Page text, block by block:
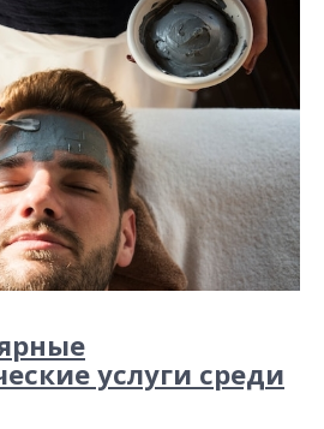
услуги среди